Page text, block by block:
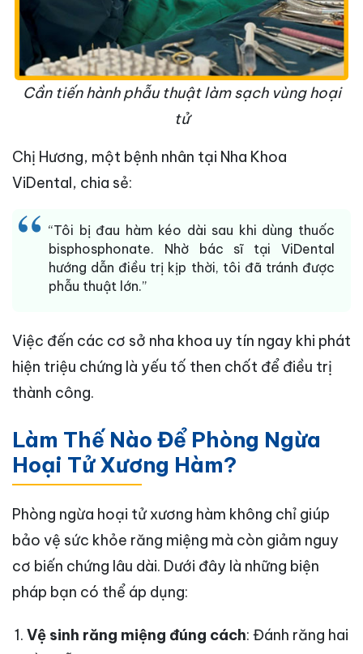
Cần tiến hành phẫu thuật làm sạch vùng hoại
tử
Chị Hương, một bệnh nhân tại Nha Khoa
ViDental, chia sẻ:
“Tôi bị đau hàm kéo dài sau khi dùng thuốc
bisphosphonate. Nhờ bác sĩ tại ViDental
hướng dẫn điều trị kịp thời, tôi đã tránh được
phẫu thuật lớn.”
Việc đến các cơ sở nha khoa uy tín ngay khi phát
hiện triệu chứng là yếu tố then chốt để điều trị
thành công.
Làm Thế Nào Để Phòng Ngừa
Hoại Tử Xương Hàm?
Phòng ngừa hoại tử xương hàm không chỉ giúp
bảo vệ sức khỏe răng miệng mà còn giảm nguy
cơ biến chứng lâu dài. Dưới đây là những biện
pháp bạn có thể áp dụng:
Vệ sinh răng miệng đúng cách: Đánh răng hai